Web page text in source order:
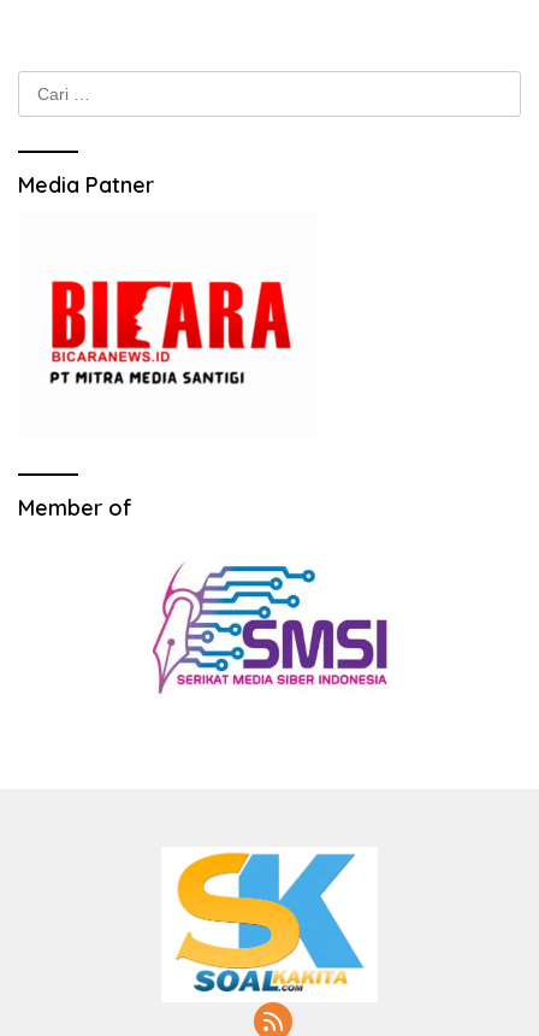
Cari
untuk:
Media Patner
Member of